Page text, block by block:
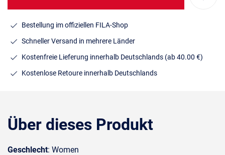
Bestellung im offiziellen FILA-Shop
Schneller Versand in mehrere Länder
Kostenfreie Lieferung innerhalb Deutschlands (ab 40.00 €)
Kostenlose Retoure innerhalb Deutschlands
Über dieses Produkt
Geschlecht: Women